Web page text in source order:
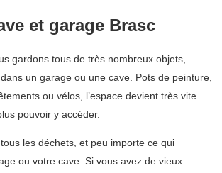
et garage Brasc
gardons tous de très nombreux objets,
un garage ou une cave. Pots de peinture,
ou vélos, l’espace devient très vite
pouvoir y accéder.
les déchets, et peu importe ce qui
ou votre cave. Si vous avez de vieux